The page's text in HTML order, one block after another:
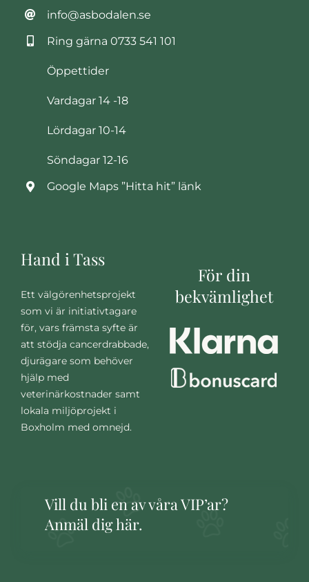
info@asbodalen.se
Ring gärna 0733 541 101
Öppettider
Vardagar 14 -18
Lördagar 10-14
Söndagar 12-16
Google Maps ”Hitta hit” länk
Hand i Tass
Ett välgörenhetsprojekt
som vi är initiativtagare
för, vars främsta syfte är
att stödja cancerdrabbade,
djurägare som behöver
hjälp med
veterinärkostnader samt
lokala miljöprojekt i
Boxholm med omnejd.
För din
bekvämlighet
Vill du bli en av våra VIP’ar?
Anmäl dig här.